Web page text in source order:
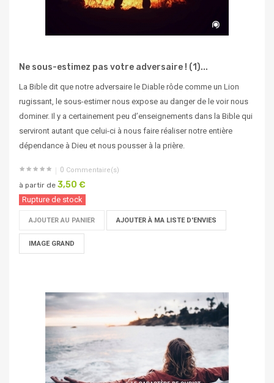
Ne sous-estimez pas votre adversaire ! (1)...
La Bible dit que notre adversaire le Diable rôde comme un Lion
rugissant, le sous-estimer nous expose au danger de le voir nous
dominer. Il y a certainement peu d’enseignements dans la Bible qui
serviront autant que celui-ci à nous faire réaliser notre entière
dépendance à Dieu et nous pousser à la prière.
0 Commentaire(s)
à partir de 3,50 €
Rupture de stock
AJOUTER AU PANIER AJOUTER À MA LISTE D'ENVIES
IMAGE GRAND